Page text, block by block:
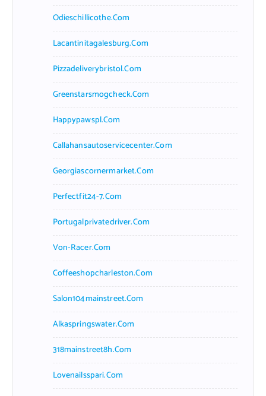
Odieschillicothe.com
Lacantinitagalesburg.com
Pizzadeliverybristol.com
Greenstarsmogcheck.com
Happypawspl.com
Callahansautoservicecenter.com
Georgiascornermarket.com
Perfectfit24-7.com
Portugalprivatedriver.com
Von-Racer.com
Coffeeshopcharleston.com
Salon104mainstreet.com
Alkaspringswater.com
318mainstreet8h.com
Lovenailsspari.com